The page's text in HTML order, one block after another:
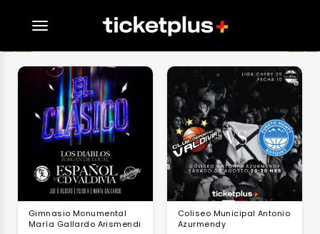
desplegar navegación
Gimnasio Monumental
María Gallardo Arismendi
Coliseo Municipal Antonio
Azurmendy